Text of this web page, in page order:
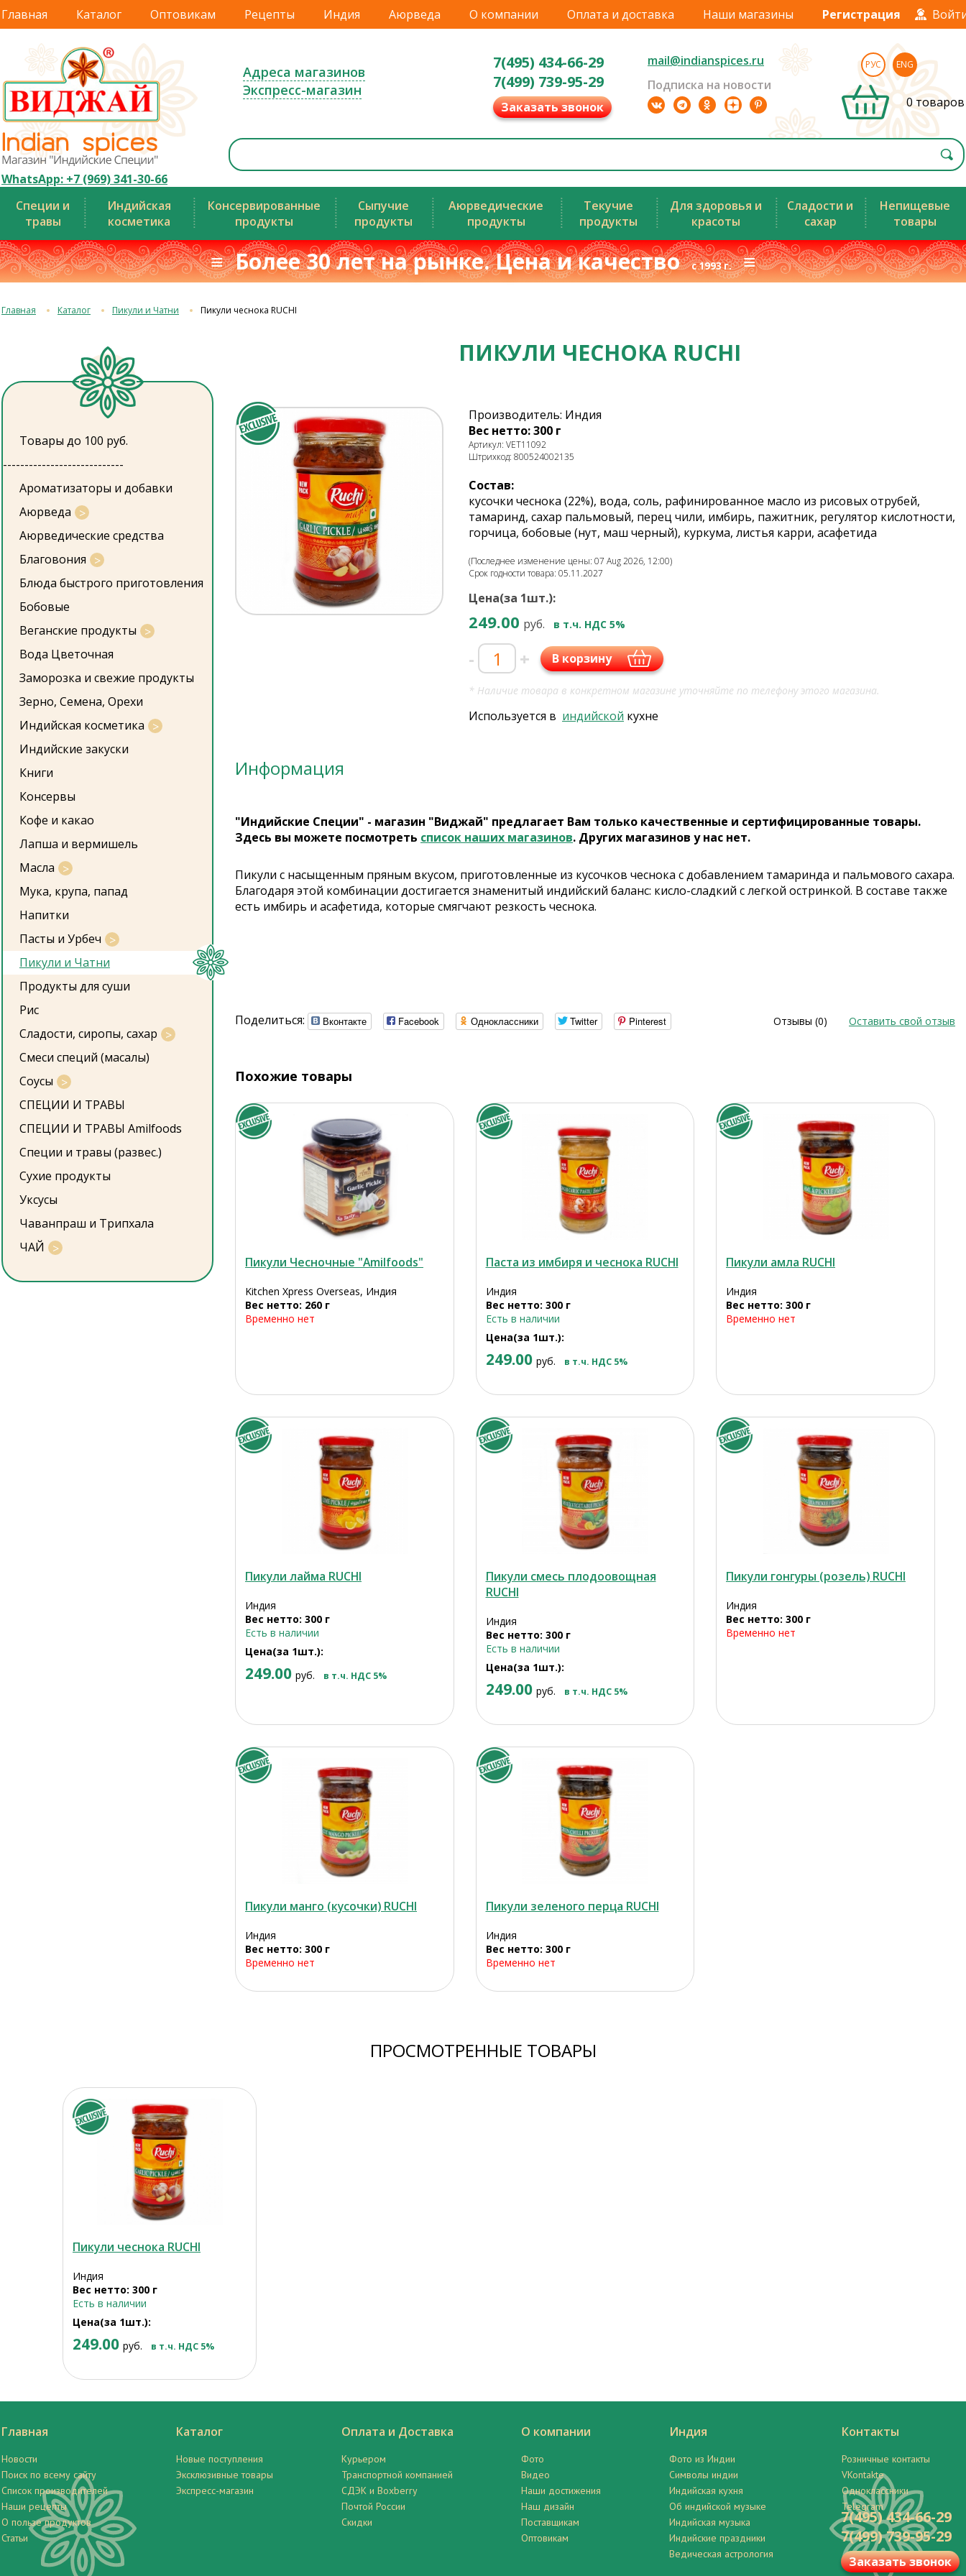
Главная Каталог Оптовикам Рецепты Индия Аюрведа О компании Оплата и доставка Наши магазины Регистрация
WhatsApp: +7 (969) 341-30-66
Адреса магазинов
Экспресс-магазин
7(495) 434-66-29
7(499) 739-95-29
Заказать звонок
mail@indianspices.ru
Подписка на новости
РУС ENG
0 товаров
Специи и
травы
Индийская
косметика
Консервированные
продукты
Сыпучие
продукты
Аюрведические
продукты
Текучие
продукты
Для здоровья и
красоты
Сладости и
сахар
Непищевые
товары
≡ Более 30 лет на рынке. Цена и качествос 1993 г.≡
Главная Каталог Пикули и Чатни Пикули чеснока RUCHI
Товары до 100 руб.
----------------------------
Ароматизаторы и добавки
Аюрведа
Аюрведические средства
Благовония
Блюда быстрого приготовления
Бобовые
Веганские продукты
Вода Цветочная
Заморозка и свежие продукты
Зерно, Семена, Орехи
Индийская косметика
Индийские закуски
Книги
Консервы
Кофе и какао
Лапша и вермишель
Масла
Мука, крупа, папад
Напитки
Пасты и Урбеч
Пикули и Чатни
Продукты для суши
Рис
Сладости, сиропы, сахар
Смеси специй (масалы)
Соусы
СПЕЦИИ И ТРАВЫ
СПЕЦИИ И ТРАВЫ Amilfoods
Специи и травы (развес.)
Сухие продукты
Уксусы
Чаванпраш и Трипхала
ЧАЙ
ПИКУЛИ ЧЕСНОКА RUCHI
Производитель: Индия
Вес нетто: 300 г
Артикул: VET11092
Штрихкод: 800524002135
Состав:
кусочки чеснока (22%), вода, соль, рафинированное масло из рисовых отрубей,
тамаринд, сахар пальмовый, перец чили, имбирь, пажитник, регулятор кислотности,
горчица, бобовые (нут, маш черный), куркума, листья карри, асафетида
(Последнее изменение цены: 07 Aug 2026, 12:00)
Срок годности товара: 05.11.2027
Цена(за 1шт.):
249.00 руб. в т.ч. НДС 5%
- + В корзину
* Наличие товара в конкретном магазине уточняйте по телефону этого магазина.
Используется в индийской кухне
Информация
"Индийские Специи" - магазин "Виджай" предлагает Вам только качественные и сертифицированные товары.
Здесь вы можете посмотреть список наших магазинов. Других магазинов у нас нет.
Пикули с насыщенным пряным вкусом, приготовленные из кусочков чеснока с добавлением тамаринда и пальмового сахара.
Благодаря этой комбинации достигается знаменитый индийский баланс: кисло-сладкий с легкой остринкой. В составе также
есть имбирь и асафетида, которые смягчают резкость чеснока.
Поделиться: Вконтакте Facebook Одноклассники Twitter Pinterest Отзывы (0) Оставить свой отзыв
Похожие товары
Пикули Чесночные "Amilfoods"
Kitchen Xpress Overseas, Индия
Вес нетто: 260 г
Временно нет
Паста из имбиря и чеснока RUCHI
Индия
Вес нетто: 300 г
Есть в наличии
Цена(за 1шт.):
249.00 руб. в т.ч. НДС 5%
Пикули амла RUCHI
Индия
Вес нетто: 300 г
Временно нет
Пикули лайма RUCHI
Индия
Вес нетто: 300 г
Есть в наличии
Цена(за 1шт.):
249.00 руб. в т.ч. НДС 5%
Пикули смесь плодоовощная
RUCHI
Индия
Вес нетто: 300 г
Есть в наличии
Цена(за 1шт.):
249.00 руб. в т.ч. НДС 5%
Пикули гонгуры (розель) RUCHI
Индия
Вес нетто: 300 г
Временно нет
Пикули манго (кусочки) RUCHI
Индия
Вес нетто: 300 г
Временно нет
Пикули зеленого перца RUCHI
Индия
Вес нетто: 300 г
Временно нет
ПРОСМОТРЕННЫЕ ТОВАРЫ
Пикули чеснока RUCHI
Индия
Вес нетто: 300 г
Есть в наличии
Цена(за 1шт.):
249.00 руб. в т.ч. НДС 5%
Главная
Новости
Поиск по всему сайту
Список производителей
Наши рецепты
О пользе продуктов
Статьи
Каталог
Новые поступления
Эксклюзивные товары
Экспресс-магазин
Оплата и Доставка
Курьером
Транспортной компанией
СДЭК и Boxberry
Почтой России
Скидки
О компании
Фото
Видео
Наши достижения
Наш дизайн
Поставщикам
Оптовикам
Индия
Фото из Индии
Символы индии
Индийская кухня
Об индийской музыке
Индийская музыка
Индийские праздники
Ведическая астрология
Контакты
Розничные контакты
VKontakte
Одноклассники
Telegram
7(495) 434-66-29
7(499) 739-95-29
Заказать звонок